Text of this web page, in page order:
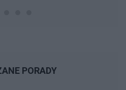
PORADY